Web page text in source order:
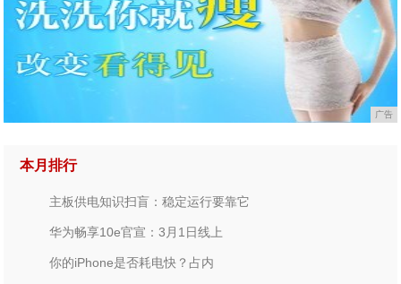
广告
本月排行
主板供电知识扫盲：稳定运行要靠它
华为畅享10e官宣：3月1日线上
你的iPhone是否耗电快？占内